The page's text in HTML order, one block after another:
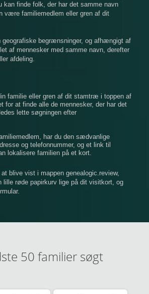
kan finde folk, der har det samme navn
være familiemedlem eller gren af ​​dit
geografiske begrænsninger, og afhængigt af
af mennesker med samme navn, derefter
afdeling.
familie eller gren af ​​dit stamtræ i toppen af
for at finde alle de mennesker, der har det
lette søgningen efter
har du den sædvanlige
og telefonnummer, og et link til
lokalisere familien på et kort.
blive vist i mappen genealogic.review,
lille røde papirkurv lige på dit visitkort, og
50 familier søgt